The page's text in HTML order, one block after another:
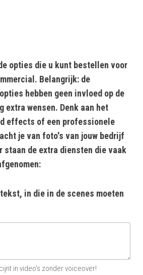
opties die u kunt bestellen voor
Belangrijk: de
hebben geen invloed op de
extra wensen. Denk aan het
effects of een professionele
je van foto's van jouw bedrijf
staan de extra diensten die vaak
in die in de scenes moeten
in video's zonder voiceover!